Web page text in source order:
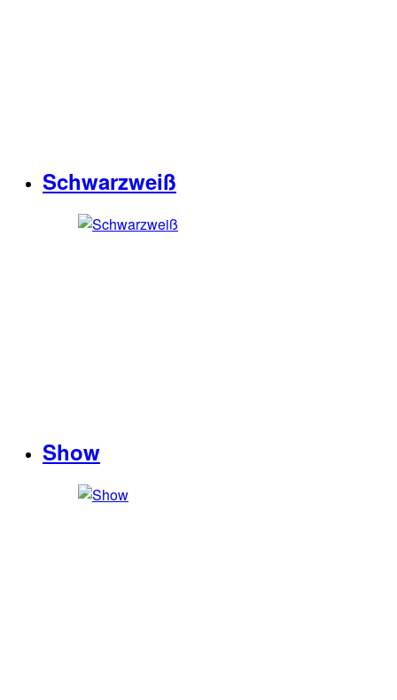
Schwarzweiß
Show